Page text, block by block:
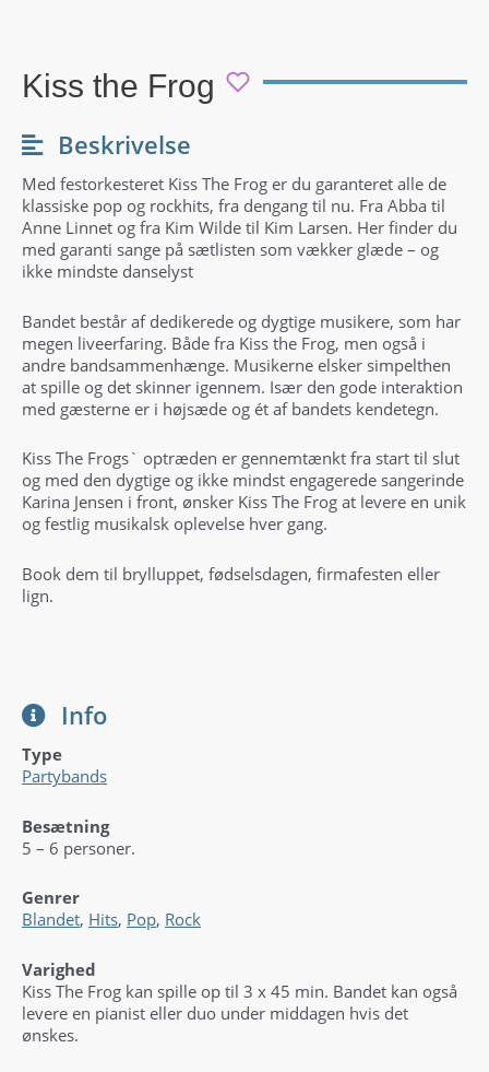
Kiss the Frog
Beskrivelse
Med festorkesteret Kiss The Frog er du garanteret alle de
klassiske pop og rockhits, fra dengang til nu. Fra Abba til
Anne Linnet og fra Kim Wilde til Kim Larsen. Her finder du
med garanti sange på sætlisten som vækker glæde – og
ikke mindste danselyst
Bandet består af dedikerede og dygtige musikere, som har
megen liveerfaring. Både fra Kiss the Frog, men også i
andre bandsammenhænge. Musikerne elsker simpelthen
at spille og det skinner igennem. Især den gode interaktion
med gæsterne er i højsæde og ét af bandets kendetegn.
Kiss The Frogs` optræden er gennemtænkt fra start til slut
og med den dygtige og ikke mindst engagerede sangerinde
Karina Jensen i front, ønsker Kiss The Frog at levere en unik
og festlig musikalsk oplevelse hver gang.
Book dem til brylluppet, fødselsdagen, firmafesten eller
lign.
Info
Type
Partybands
Besætning
5 – 6 personer.
Genrer
Blandet, Hits, Pop, Rock
Varighed
Kiss The Frog kan spille op til 3 x 45 min. Bandet kan også
levere en pianist eller duo under middagen hvis det
ønskes.